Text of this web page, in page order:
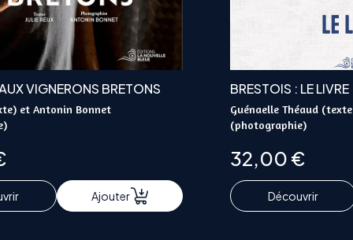
VIGNERONS BRETONS
et Antonin Bonnet
Ajouter
BRESTOIS : LE LIVRE
Guénaelle Théaud
(photographie)
32,00 €
Découvrir